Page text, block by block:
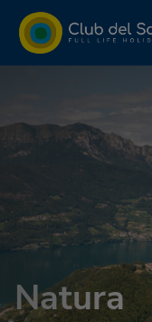
Natura